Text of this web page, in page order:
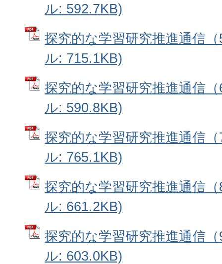
ル: 592.7KB)
探究的な学習研究推進通信
ル: 715.1KB)
探究的な学習研究推進通信
ル: 590.8KB)
探究的な学習研究推進通信
ル: 765.1KB)
探究的な学習研究推進通信
ル: 661.2KB)
探究的な学習研究推進通信
ル: 603.0KB)